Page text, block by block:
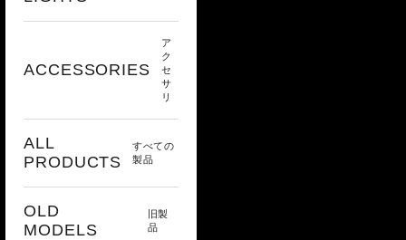
ACCESSORIES
ア
ク
セ
サ
リ
ALL
PRODUCTS
すべての
製品
OLD
MODELS
旧製
品